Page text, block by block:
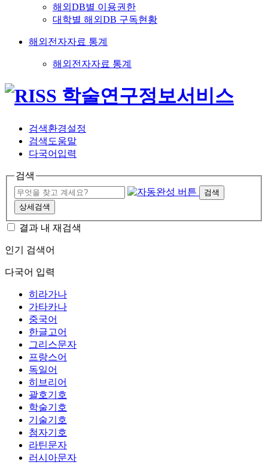
해외DB별 이용권한
대학별 해외DB 구독현황
해외전자자료 통계
해외전자자료 통계
검색환경설정
검색도움말
다국어입력
검색
검색
상세검색
결과 내 재검색
인기 검색어
다국어 입력
히라가나
가타카나
중국어
한글고어
그리스문자
프랑스어
독일어
히브리어
괄호기호
학술기호
기술기호
첨자기호
라틴문자
러시아문자